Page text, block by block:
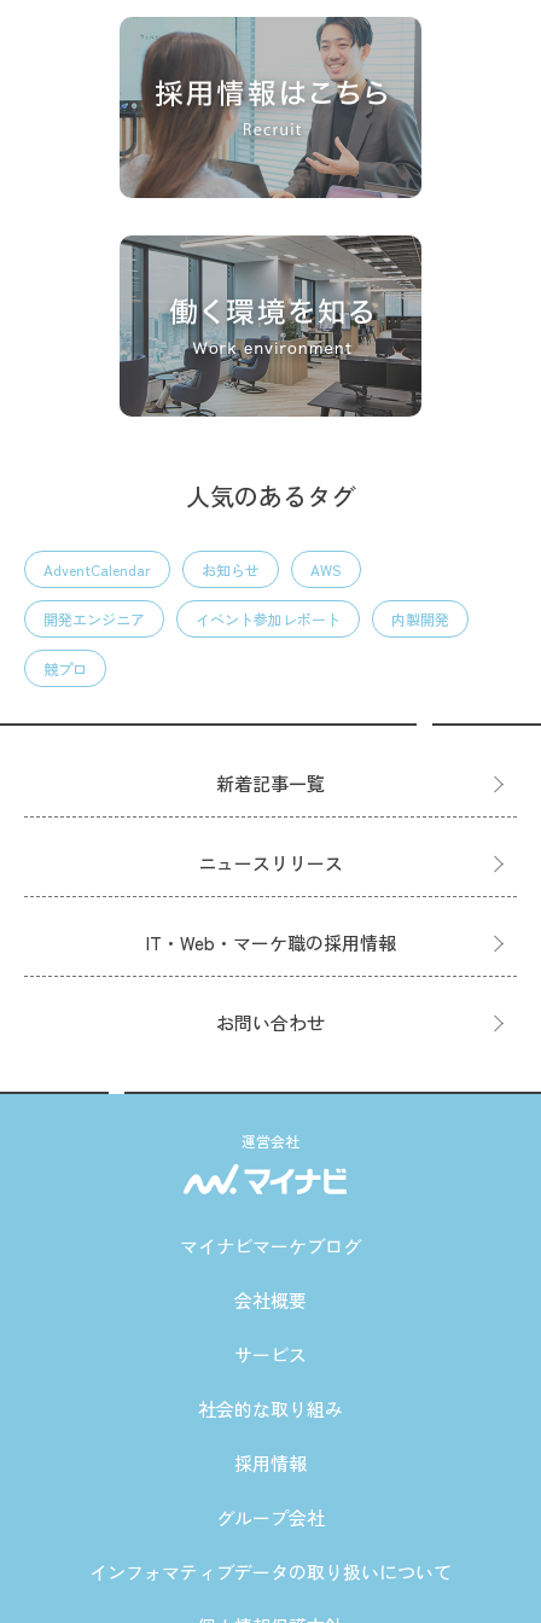
人気のあるタグ
AdventCalendar お知らせ AWS
開発エンジニア イベント参加レポート 内製開発
競プロ
新着記事一覧
ニュースリリース
IT・Web・マーケ職の採用情報
お問い合わせ
運営会社
マイナビマーケブログ
会社概要
サービス
社会的な取り組み
採用情報
グループ会社
インフォマティブデータの取り扱いについて